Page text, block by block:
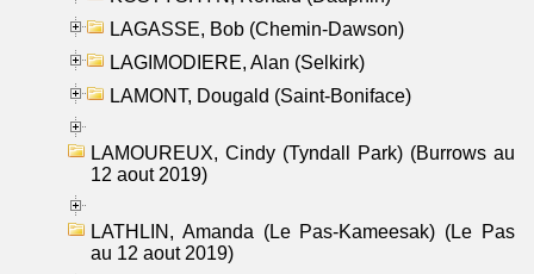
LAGASSE, Bob (Chemin-Dawson)
LAGIMODIERE, Alan (Selkirk)
LAMONT, Dougald (Saint-Boniface)
LAMOUREUX, Cindy (Tyndall Park) (Burrows au
12 aout 2019)
LATHLIN, Amanda (Le Pas-Kameesak) (Le Pas
au 12 aout 2019)